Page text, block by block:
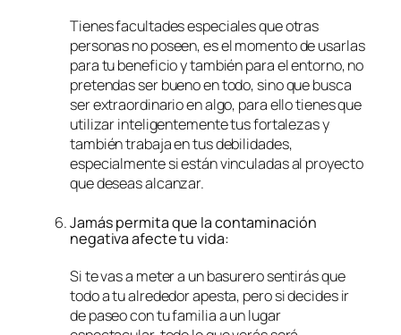
Tienes facultades especiales que otras
personas no poseen, es el momento de usarlas
para tu beneficio y también para el entorno, no
pretendas ser bueno en todo, sino que busca
ser extraordinario en algo, para ello tienes que
utilizar inteligentemente tus fortalezas y
también trabaja en tus debilidades,
especialmente si están vinculadas al proyecto
que deseas alcanzar.
Jamás permita que la contaminación
negativa afecte tu vida:
Si te vas a meter a un basurero sentirás que
todo a tu alrededor apesta, pero si decides ir
de paseo con tu familia a un lugar